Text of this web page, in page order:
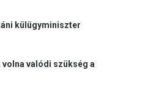
külügyminiszter
valódi szükség a